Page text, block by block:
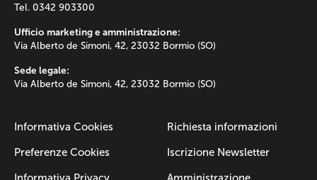
Tel. 0342 903300
Ufficio marketing e amministrazione:
Via Alberto de Simoni, 42, 23032 Bormio (SO)
Sede legale:
Via Alberto de Simoni, 42, 23032 Bormio (SO)
Informativa Cookies
Preferenze Cookies
Richiesta informazioni
Iscrizione Newsletter